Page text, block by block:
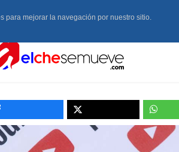
para mejorar la navegación por nuestro sitio.